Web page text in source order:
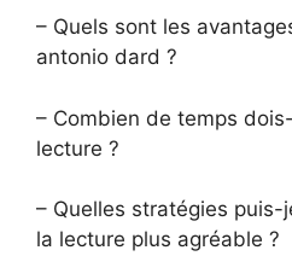
– Quels sont les
antonio dard ?
– Combien de temps
lecture ?
– Quelles stratégies puis-
la lecture plus agréable ?